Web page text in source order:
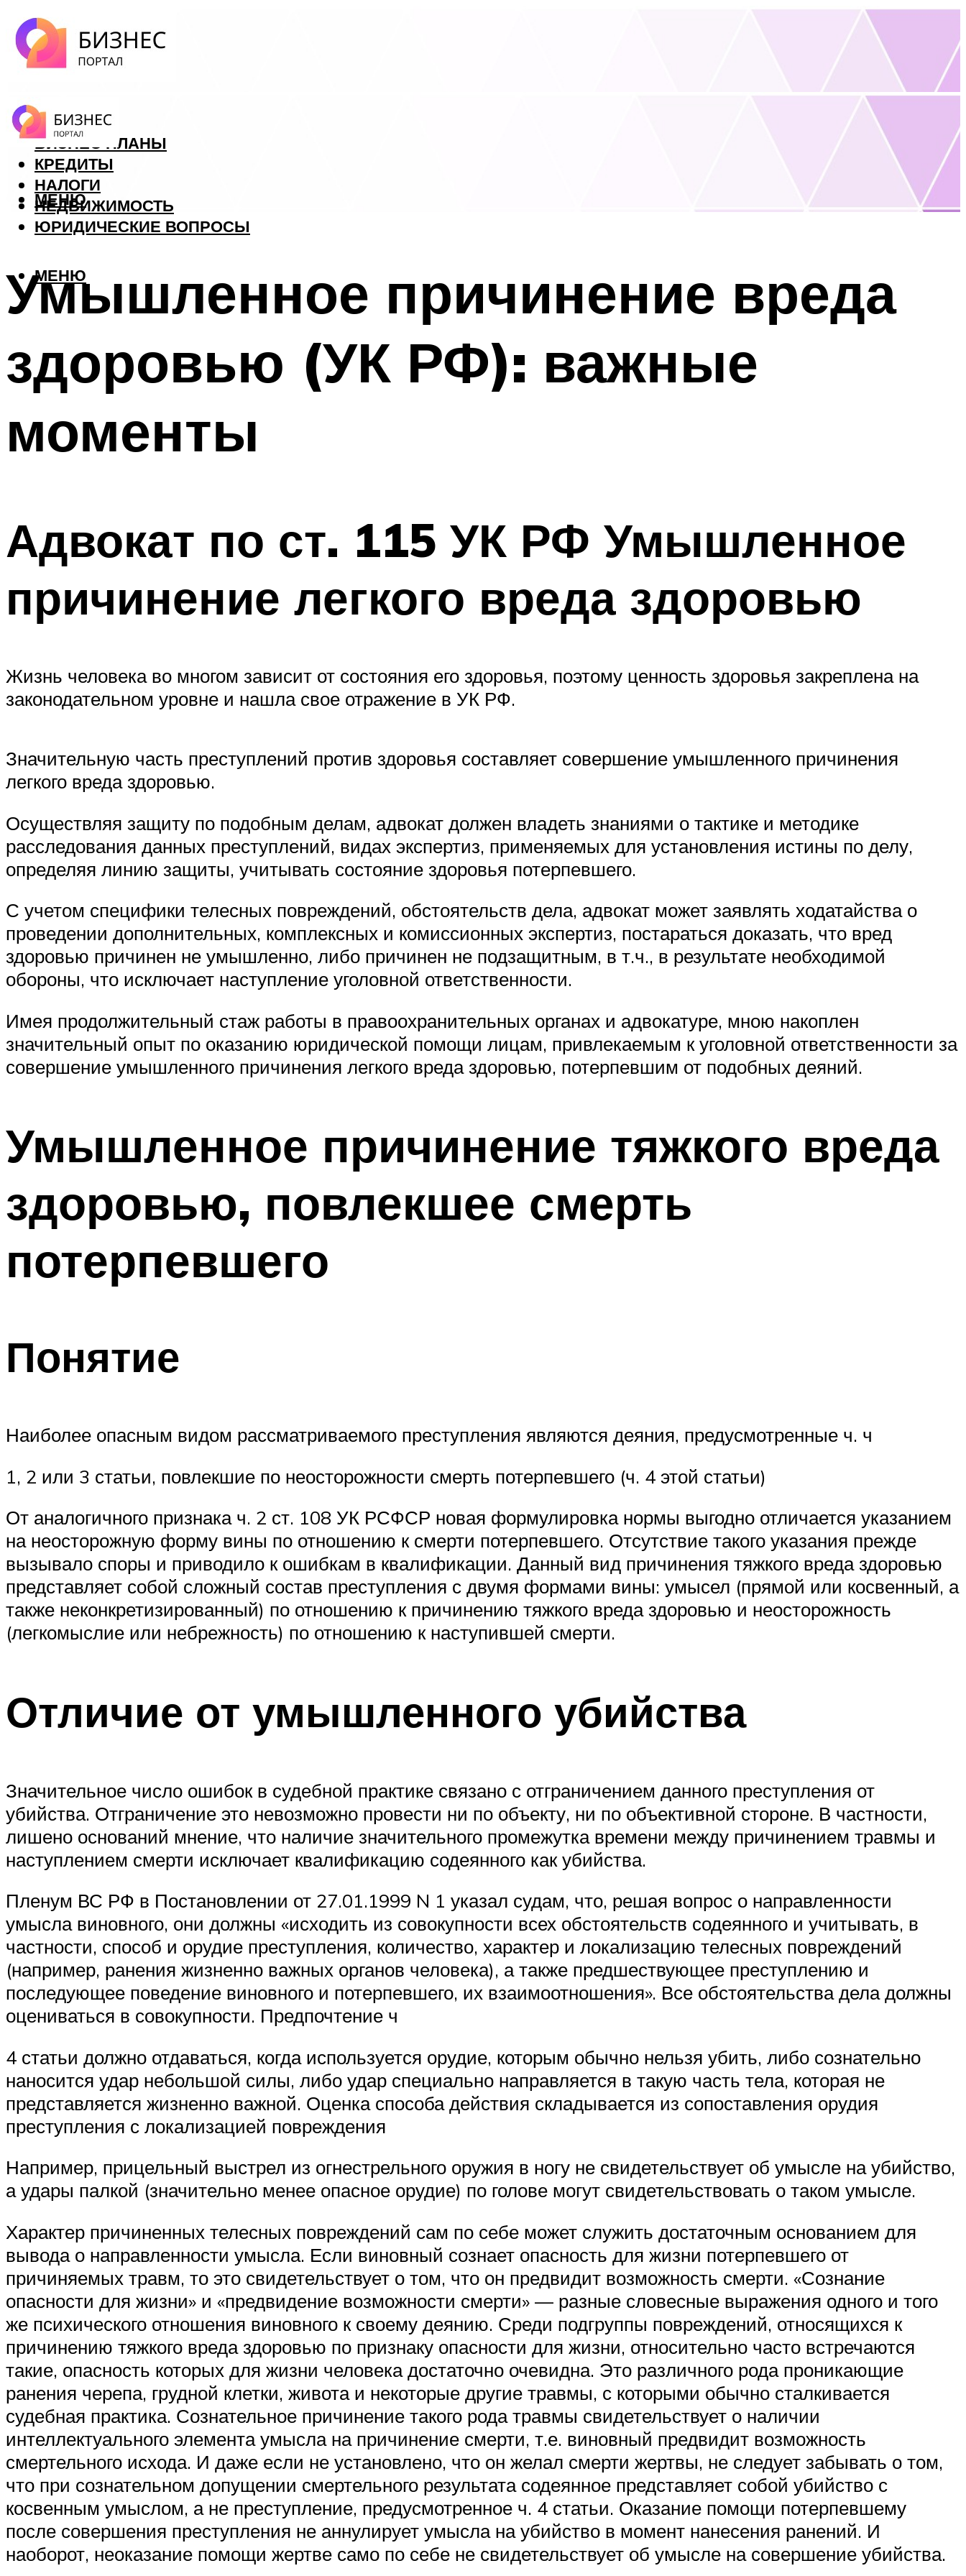
ФОРЕКС
БИЗНЕС ПЛАНЫ
КРЕДИТЫ
НАЛОГИ
НЕДВИЖИМОСТЬ
ЮРИДИЧЕСКИЕ ВОПРОСЫ
МЕНЮ
МЕНЮ
Умышленное причинение вреда
здоровью (УК РФ): важные
моменты
Адвокат по ст. 115 УК РФ Умышленное
причинение легкого вреда здоровью
Жизнь человека во многом зависит от состояния его здоровья, поэтому ценность здоровья закреплена на
законодательном уровне и нашла свое отражение в УК РФ.
Значительную часть преступлений против здоровья составляет совершение умышленного причинения
легкого вреда здоровью.
Осуществляя защиту по подобным делам, адвокат должен владеть знаниями о тактике и методике
расследования данных преступлений, видах экспертиз, применяемых для установления истины по делу,
определяя линию защиты, учитывать состояние здоровья потерпевшего.
С учетом специфики телесных повреждений, обстоятельств дела, адвокат может заявлять ходатайства о
проведении дополнительных, комплексных и комиссионных экспертиз, постараться доказать, что вред
здоровью причинен не умышленно, либо причинен не подзащитным, в т.ч., в результате необходимой
обороны, что исключает наступление уголовной ответственности.
Имея продолжительный стаж работы в правоохранительных органах и адвокатуре, мною накоплен
значительный опыт по оказанию юридической помощи лицам, привлекаемым к уголовной ответственности за
совершение умышленного причинения легкого вреда здоровью, потерпевшим от подобных деяний.
Умышленное причинение тяжкого вреда
здоровью, повлекшее смерть
потерпевшего
Понятие
Наиболее опасным видом рассматриваемого преступления являются деяния, предусмотренные ч. ч
1, 2 или 3 статьи, повлекшие по неосторожности смерть потерпевшего (ч. 4 этой статьи)
От аналогичного признака ч. 2 ст. 108 УК РСФСР новая формулировка нормы выгодно отличается указанием
на неосторожную форму вины по отношению к смерти потерпевшего. Отсутствие такого указания прежде
вызывало споры и приводило к ошибкам в квалификации. Данный вид причинения тяжкого вреда здоровью
представляет собой сложный состав преступления с двумя формами вины: умысел (прямой или косвенный, а
также неконкретизированный) по отношению к причинению тяжкого вреда здоровью и неосторожность
(легкомыслие или небрежность) по отношению к наступившей смерти.
Отличие от умышленного убийства
Значительное число ошибок в судебной практике связано с отграничением данного преступления от
убийства. Отграничение это невозможно провести ни по объекту, ни по объективной стороне. В частности,
лишено оснований мнение, что наличие значительного промежутка времени между причинением травмы и
наступлением смерти исключает квалификацию содеянного как убийства.
Пленум ВС РФ в Постановлении от 27.01.1999 N 1 указал судам, что, решая вопрос о направленности
умысла виновного, они должны «исходить из совокупности всех обстоятельств содеянного и учитывать, в
частности, способ и орудие преступления, количество, характер и локализацию телесных повреждений
(например, ранения жизненно важных органов человека), а также предшествующее преступлению и
последующее поведение виновного и потерпевшего, их взаимоотношения». Все обстоятельства дела должны
оцениваться в совокупности. Предпочтение ч
4 статьи должно отдаваться, когда используется орудие, которым обычно нельзя убить, либо сознательно
наносится удар небольшой силы, либо удар специально направляется в такую часть тела, которая не
представляется жизненно важной. Оценка способа действия складывается из сопоставления орудия
преступления с локализацией повреждения
Например, прицельный выстрел из огнестрельного оружия в ногу не свидетельствует об умысле на убийство,
а удары палкой (значительно менее опасное орудие) по голове могут свидетельствовать о таком умысле.
Характер причиненных телесных повреждений сам по себе может служить достаточным основанием для
вывода о направленности умысла. Если виновный сознает опасность для жизни потерпевшего от
причиняемых травм, то это свидетельствует о том, что он предвидит возможность смерти. «Сознание
опасности для жизни» и «предвидение возможности смерти» — разные словесные выражения одного и того
же психического отношения виновного к своему деянию. Среди подгруппы повреждений, относящихся к
причинению тяжкого вреда здоровью по признаку опасности для жизни, относительно часто встречаются
такие, опасность которых для жизни человека достаточно очевидна. Это различного рода проникающие
ранения черепа, грудной клетки, живота и некоторые другие травмы, с которыми обычно сталкивается
судебная практика. Сознательное причинение такого рода травмы свидетельствует о наличии
интеллектуального элемента умысла на причинение смерти, т.е. виновный предвидит возможность
смертельного исхода. И даже если не установлено, что он желал смерти жертвы, не следует забывать о том,
что при сознательном допущении смертельного результата содеянное представляет собой убийство с
косвенным умыслом, а не преступление, предусмотренное ч. 4 статьи. Оказание помощи потерпевшему
после совершения преступления не аннулирует умысла на убийство в момент нанесения ранений. И
наоборот, неоказание помощи жертве само по себе не свидетельствует об умысле на совершение убийства.